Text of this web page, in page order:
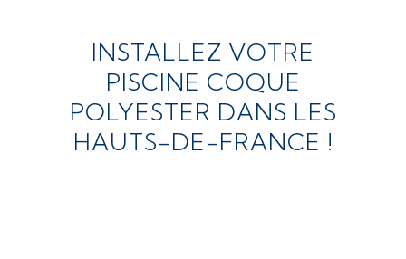
INSTALLEZ VOTRE
PISCINE COQUE
POLYESTER DANS LES
HAUTS-DE-FRANCE !